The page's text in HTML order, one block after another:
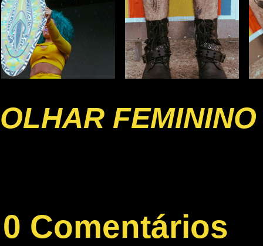
OLHAR FEMININO
0 Comentários